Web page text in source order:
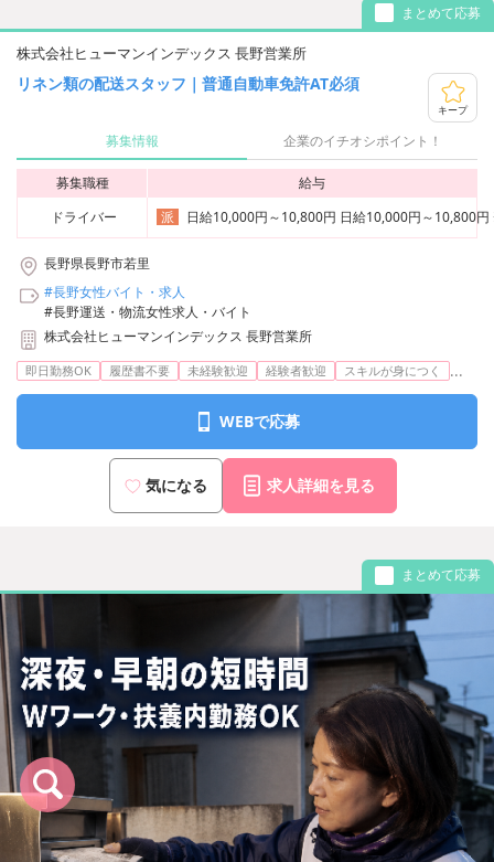
まとめて応募
株式会社ヒューマンインデックス 長野営業所
リネン類の配送スタッフ｜普通自動車免許AT必須
キープ
募集情報 企業のイチオシポイント！
募集職種
給与
ドライバー
派 日給10,000円～10,800円 日給10,000円～10,800
長野県長野市若里
#長野女性バイト・求人
#長野運送・物流女性求人・バイト
株式会社ヒューマンインデックス 長野営業所
即日勤務OK 履歴書不要 未経験歓迎 経験者歓迎 スキルが身につく ...
WEBで応募
気になる 求人詳細を見る
まとめて応募